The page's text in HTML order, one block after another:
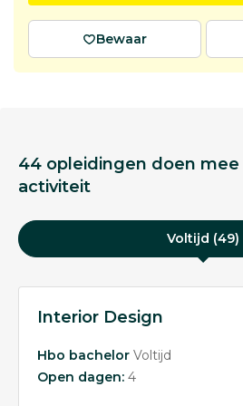
Bewaar
44 opleidingen doen mee
activiteit
Voltijd (49)
Interior Design
Hbo bachelor Voltijd
Open dagen: 4